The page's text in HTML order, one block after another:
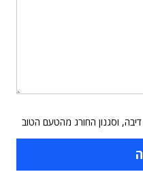
וסגנון החורג מהטעם הטוב